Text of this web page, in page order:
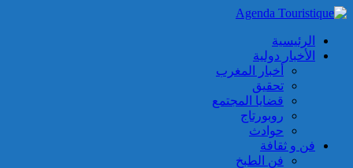
الرئيسية
الأخبار دولية
أخبار المغرب
تحقيق
قضايا المجتمع
روبورتاج
حوادث
فن و ثقافة
فن الطبخ